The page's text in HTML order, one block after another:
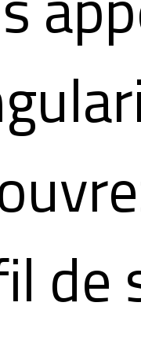
de